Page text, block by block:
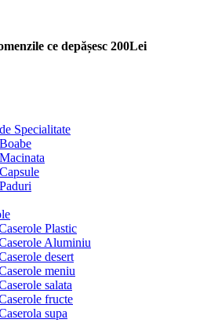
ce depășesc 200Lei
Specialitate
Plastic
Aluminiu
desert
meniu
salata
fructe
supa